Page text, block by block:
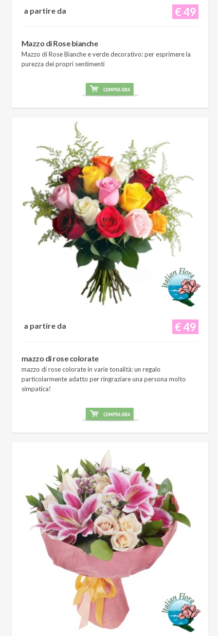
€ 49
a partire da
Mazzo di Rose bianche
Mazzo di Rose Bianche e verde decorativo: per esprimere la
purezza dei propri sentimenti
€ 49
a partire da
mazzo di rose colorate
mazzo di rose colorate in varie tonalità: un regalo
particolarmente adatto per ringraziare una persona molto
simpatica!